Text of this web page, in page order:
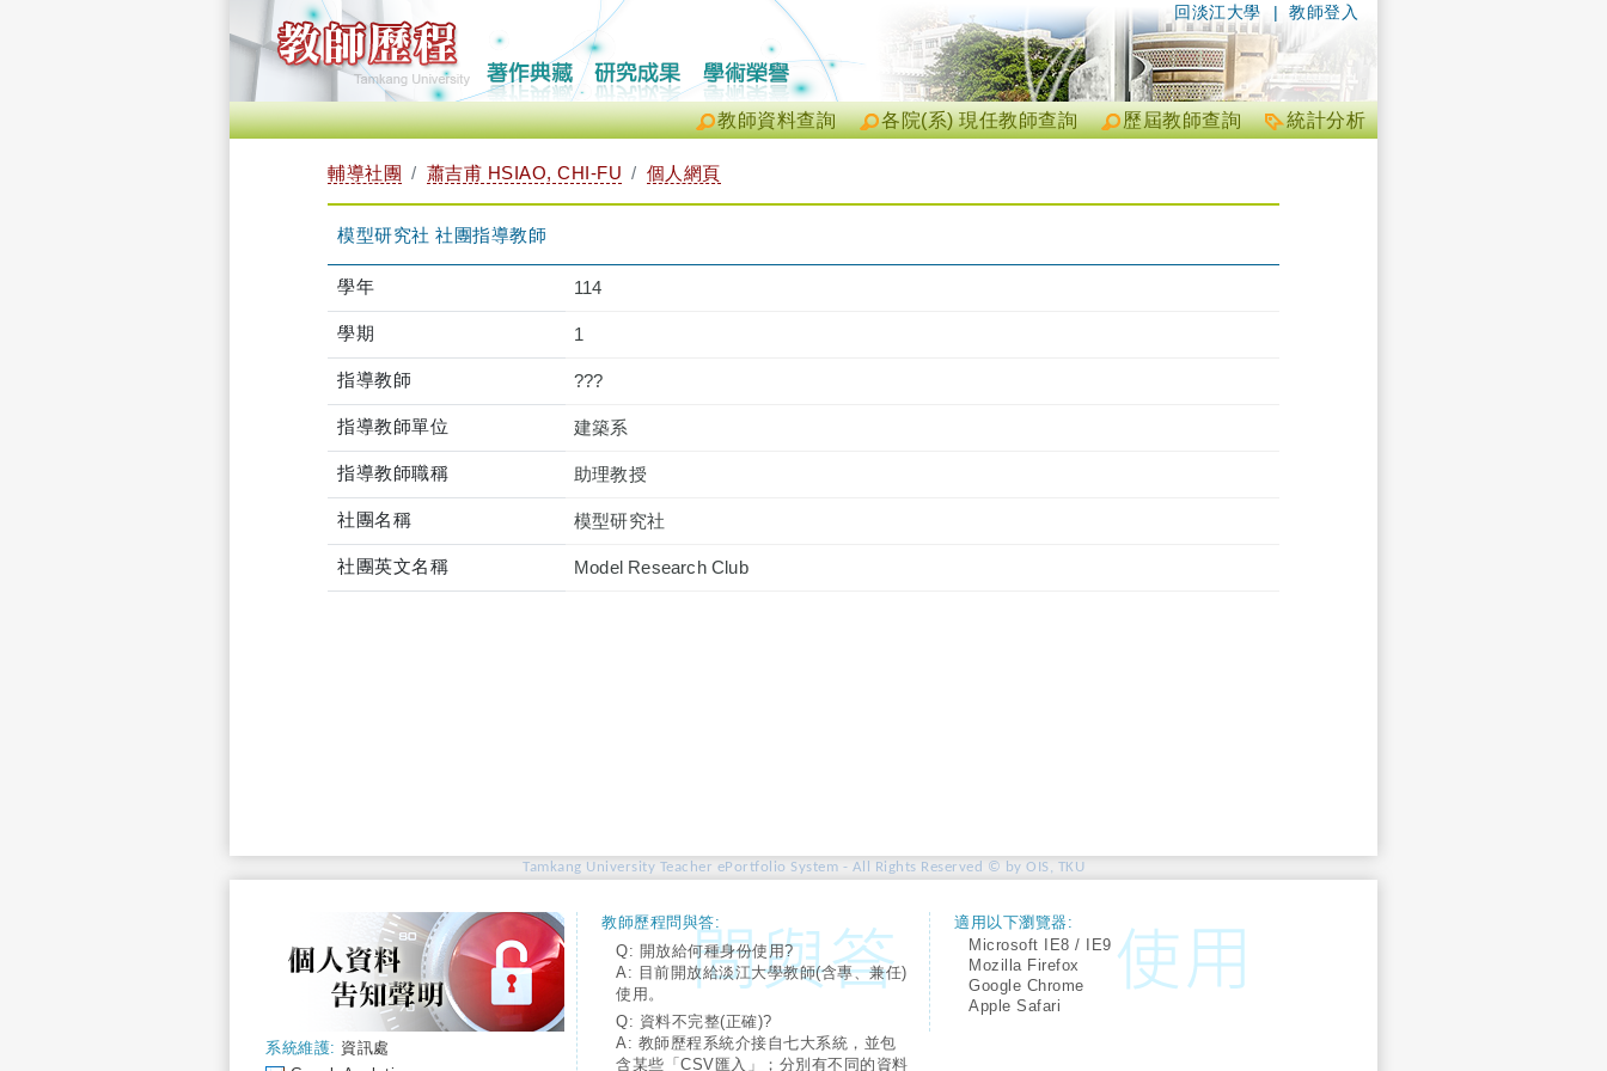
| 教師登入
回淡江大學
統計分析
歷屆教師查詢
各院(系) 現任教師查詢
教師資料查詢
輔導社團 蕭吉甫 HSIAO, CHI-FU 個人網頁
模型研究社 社團指導教師
學年 114
學期 1
指導教師 ???
指導教師單位 建築系
指導教師職稱 助理教授
社團名稱 模型研究社
社團英文名稱 Model Research Club
Tamkang University Teacher ePortfolio System - All Rights Reserved © by OIS, TKU
系統維護: 資訊處
教師歷程問與答:
Q: 開放給何種身份使用?
A: 目前開放給淡江大學教師(含專、兼任)
使用。
Q: 資料不完整(正確)?
A: 教師歷程系統介接自七大系統，並包
含某些「CSV匯入」；分別有不同的資料
適用以下瀏覽器:
Microsoft IE8 / IE9
Mozilla Firefox
Google Chrome
Apple Safari